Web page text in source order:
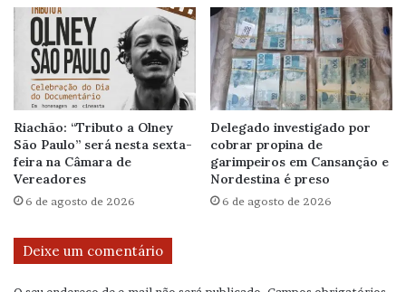
Riachão: “Tributo a Olney
São Paulo” será nesta sexta-
feira na Câmara de
Vereadores
6 de agosto de 2026
Delegado investigado por
cobrar propina de
garimpeiros em Cansanção e
Nordestina é preso
6 de agosto de 2026
Deixe um comentário